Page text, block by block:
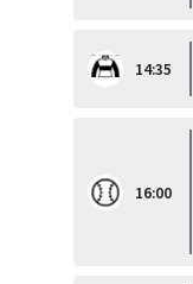
14:35
16:00